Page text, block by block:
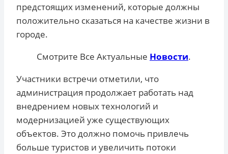
предстоящих изменений, которые должны
положительно сказаться на качестве жизни в
городе.
Смотрите Все Актуальные Новости.
Участники встречи отметили, что
администрация продолжает работать над
внедрением новых технологий и
модернизацией уже существующих
объектов. Это должно помочь привлечь
больше туристов и увеличить потоки